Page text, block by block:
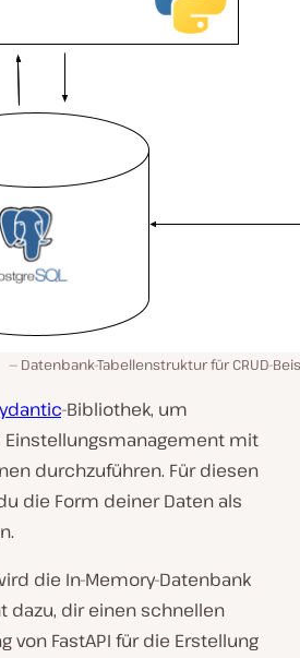
Datenbank-Tabellenstruktur für CRUD-
-Bibliothek, um
Einstellungsmanagement mit
durchzuführen. Für diesen
die Form deiner Daten als
die In-Memory-Datenbank
dazu, dir einen schnellen
von FastAPI für die Erstellung